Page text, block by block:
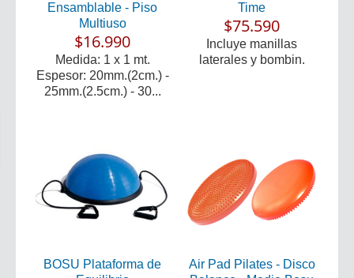
Ensamblable - Piso
Multiuso
$16.990
Medida: 1 x 1 mt.
Espesor: 20mm.(2cm.) -
25mm.(2.5cm.) - 30...
Time
$75.590
Incluye manillas
laterales y bombin.
BOSU Plataforma de
Air Pad Pilates - Disco